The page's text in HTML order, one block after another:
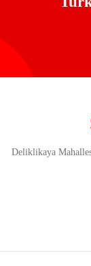
Deliklikaya